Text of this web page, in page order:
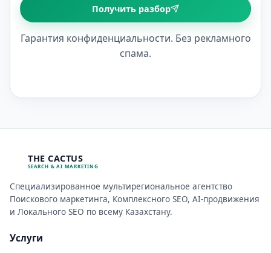
Получить разбор
Гарантия конфиденциальности. Без рекламного
спама.
THE CACTUS
SEARCH & AI MARKETING
Специализированное мультирегиональное агентство
Поискового маркетинга, Комплексного SEO, AI-продвижения
и Локального SEO по всему Казахстану.
Услуги